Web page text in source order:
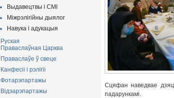
Выдавецтвы і СМІ
Міжрэлігійны дыялог
Навука і адукацыя
Руская
Праваслаўная Царква
Праваслаўе ў свеце
Канфесіі і рэлігіі
Фотарэпартажы
Відэарэпартажы
Сцяфан наведвае
падарункамі.